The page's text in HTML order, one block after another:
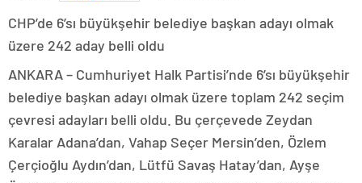
CHP’de 6’sı büyükşehir belediye başkan adayı olmak
üzere 242 aday belli oldu
ANKARA – Cumhuriyet Halk Partisi’nde 6’sı büyükşehir
belediye başkan adayı olmak üzere toplam 242 seçim
çevresi adayları belli oldu. Bu çerçevede Zeydan
Karalar Adana’dan, Vahap Seçer Mersin’den, Özlem
Çerçioğlu Aydın’dan, Lütfü Savaş Hatay’dan, Ayşe